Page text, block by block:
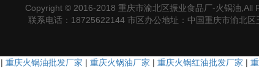
Copyright © 2016-2018 重庆市渝北区振业食品厂-火锅油,All
联系电话：18725622144 市区办公地址：中国重庆市渝北区
| 重庆火锅油批发厂家 | 重庆火锅油厂家 | 重庆火锅红油批发厂家 |